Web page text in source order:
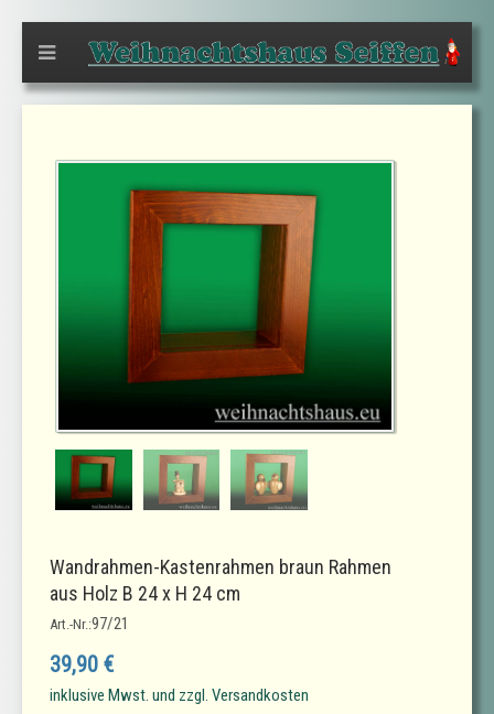
Wandrahmen-Kastenrahmen braun Rahmen
aus Holz B 24 x H 24 cm
Art.-Nr.:97/21
39,90 €
inklusive Mwst. und zzgl. Versandkosten